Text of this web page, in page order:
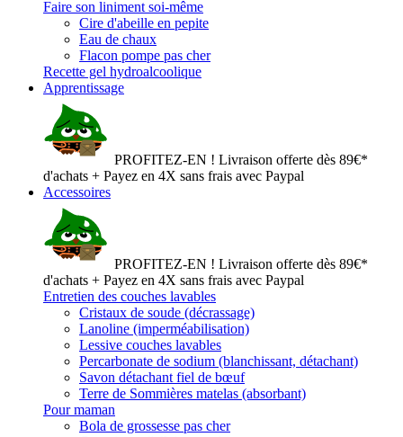
Faire son liniment soi-même
Cire d'abeille en pepite
Eau de chaux
Flacon pompe pas cher
Recette gel hydroalcoolique
Apprentissage
PROFITEZ-EN ! Livraison offerte dès 89€*
d'achats + Payez en 4X sans frais avec Paypal
Accessoires
PROFITEZ-EN ! Livraison offerte dès 89€*
d'achats + Payez en 4X sans frais avec Paypal
Entretien des couches lavables
Cristaux de soude (décrassage)
Lanoline (imperméabilisation)
Lessive couches lavables
Percarbonate de sodium (blanchissant, détachant)
Savon détachant fiel de bœuf
Terre de Sommières matelas (absorbant)
Pour maman
Bola de grossesse pas cher